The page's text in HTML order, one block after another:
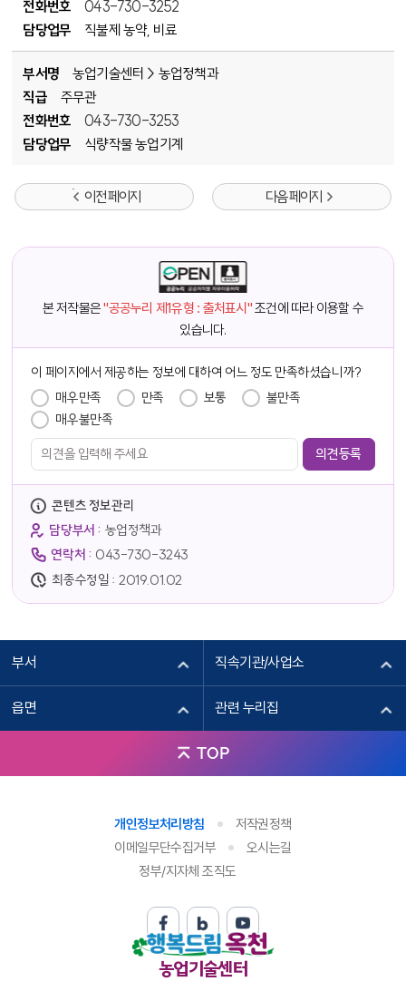
전화번호
043-730-3252
담당업무
직불제 농약, 비료
부서명
농업기술센터 > 농업정책과
직급
주무관
전화번호
043-730-3253
담당업무
식량작물 농업기계
이전 페이지 다음 페이지
본 저작물은"공공누리 제1유형 : 출처표시"조건에 따라 이용할 수
있습니다.
이 페이지에서 제공하는 정보에 대하여 어느 정도 만족하셨습니까?
매우만족 만족 보통
불만족
매우불만족
콘텐츠 정보관리
담당부서 : 농업정책과
연락처 : 043-730-3243
최종수정일 : 2019.01.02
부서 직속기관/사업소
읍면 관련 누리집
TOP
농업기술센터
개인정보처리방침
저작권정책
이메일무단수집거부
오시는길
정부/지자체 조직도